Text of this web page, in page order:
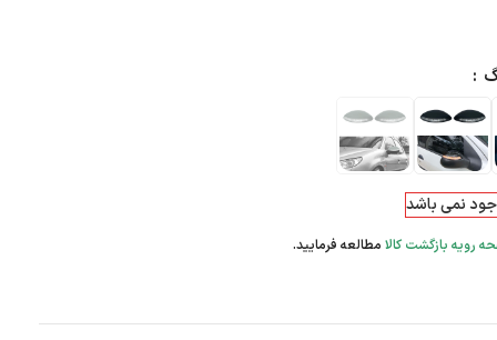
نمی باشد
رویه بازگشت کالا مطالعه فرمایید.